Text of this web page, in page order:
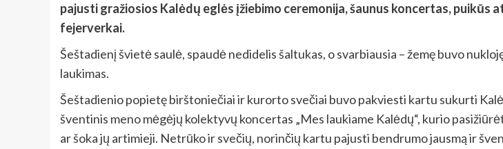
pajusti gražiosios Kalėdų eglės įžiebimo ceremonija, šaunus koncertas,
fejerverkai.
Šeštadienį švietė saulė, spaudė nedidelis šaltukas, o svarbiausia – žemę buvo
laukimas.
Šeštadienio popietę birštoniečiai ir kurorto svečiai buvo pakviesti kartu sukurti
šventinis meno mėgėjų kolektyvų koncertas „Mes laukiame Kalėdų“, kurio
ar šoka jų artimieji. Netrūko ir svečių, norinčių kartu pajusti bendrumo jausmą ir